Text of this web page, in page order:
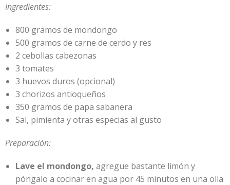
Ingredientes:
800 gramos de mondongo
500 gramos de carne de cerdo y res
2 cebollas cabezonas
3 tomates
3 huevos duros (opcional)
3 chorizos antioqueños
350 gramos de papa sabanera
Sal, pimienta y otras especias al gusto
Preparación:
Lave el mondongo, agregue bastante limón y
póngalo a cocinar en agua por 45 minutos en una olla